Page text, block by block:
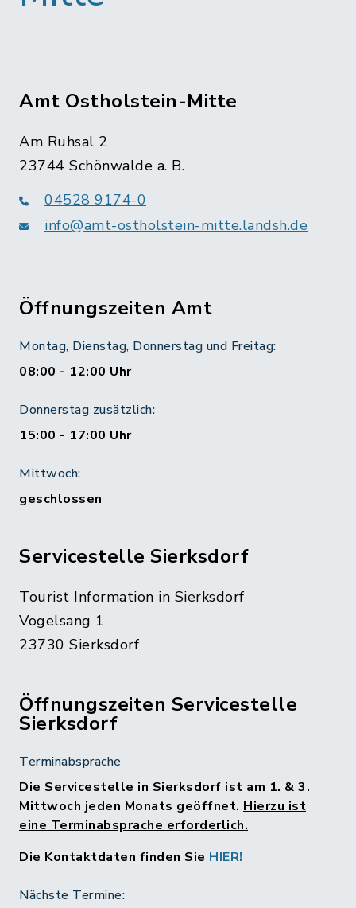
Amt Ostholstein-Mitte
Am Ruhsal 2
23744 Schönwalde a. B.
04528 9174-0
info@amt-ostholstein-mitte.landsh.de
Öffnungszeiten Amt
Montag, Dienstag, Donnerstag und Freitag:
08:00 - 12:00 Uhr
Donnerstag zusätzlich:
15:00 - 17:00 Uhr
Mittwoch:
geschlossen
Servicestelle Sierksdorf
Tourist Information in Sierksdorf
Vogelsang 1
23730 Sierksdorf
Öffnungszeiten Servicestelle
Sierksdorf
Terminabsprache
Die Servicestelle in Sierksdorf ist am 1. & 3.
Mittwoch jeden Monats geöffnet. Hierzu ist
eine Terminabsprache erforderlich.
Die Kontaktdaten finden Sie HIER!
Nächste Termine: